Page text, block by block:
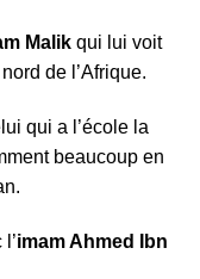
Malik qui lui voit
de l’Afrique.
qui a l’école la
beaucoup en
imam Ahmed Ibn